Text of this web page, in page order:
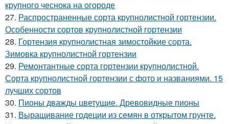
крупного чеснока на огороде
27. Распространенные сорта крупнолистной гортензии.
Особенности сортов крупнолистной гортензии
28. Гортензия крупнолистная зимостойкие сорта.
Зимовка крупнолистной гортензии
29. Ремонтантные сорта гортензии крупнолистной.
Сорта крупнолистной гортензии с фото и названиями. 15
лучших сортов
30. Пионы дважды цветущие. Древовидные пионы
31. Выращивание годеции из семян в открытом грунте.